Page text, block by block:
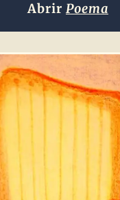
Abrir Poema